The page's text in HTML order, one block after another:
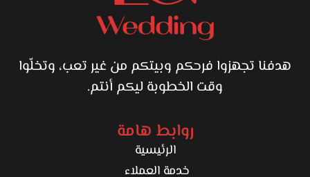
هدفنا تجهزوا فرحكم وبيتكم من غير تعب، وتخلّوا
وقت الخطوبة ليكم أنتم.
روابط هامة
الرئيسية
خدمة العملاء